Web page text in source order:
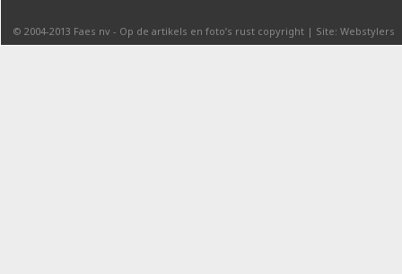
© 2004-2013 Faes nv - Op de artikels en foto’s rust copyright | Site: Webstylers